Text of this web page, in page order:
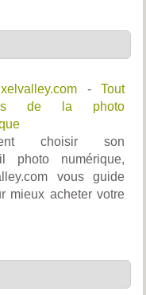
- Tout
de la photo
choisir son
photo numérique,
vous guide
mieux acheter votre